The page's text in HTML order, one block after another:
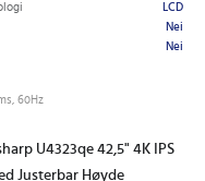
LCD
Nei
Nei
60Hz
U4323qe 42,5" 4K IPS
Justerbar Høyde